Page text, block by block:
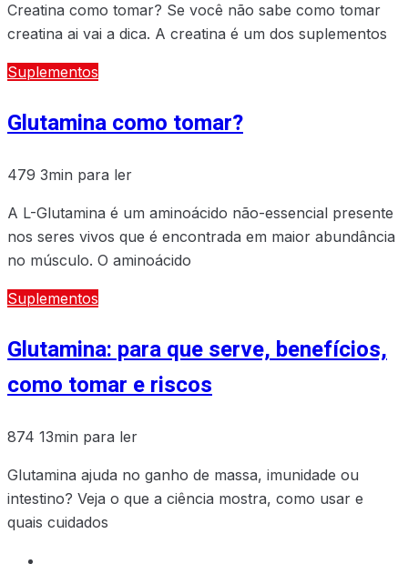
Creatina como tomar? Se você não sabe como tomar
creatina ai vai a dica. A creatina é um dos suplementos
Suplementos
Glutamina como tomar?
479 3min para ler
A L-Glutamina é um aminoácido não-essencial presente
nos seres vivos que é encontrada em maior abundância
no músculo. O aminoácido
Suplementos
Glutamina: para que serve, benefícios,
como tomar e riscos
874 13min para ler
Glutamina ajuda no ganho de massa, imunidade ou
intestino? Veja o que a ciência mostra, como usar e
quais cuidados